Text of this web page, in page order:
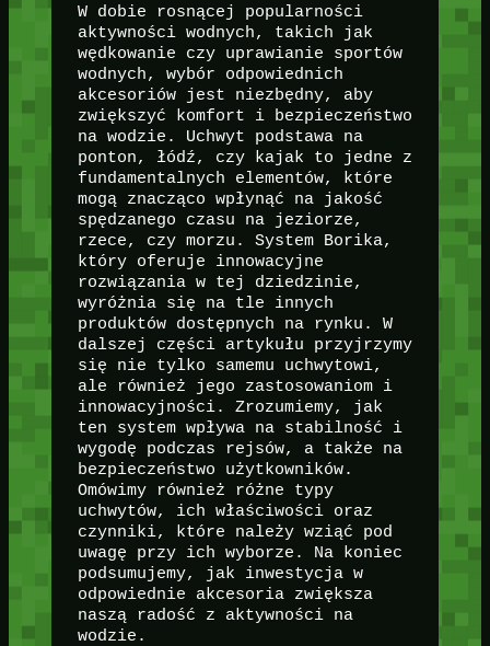
W dobie rosnącej popularności
aktywności wodnych, takich jak
wędkowanie czy uprawianie sportów
wodnych, wybór odpowiednich
akcesoriów jest niezbędny, aby
zwiększyć komfort i bezpieczeństwo
na wodzie. Uchwyt podstawa na
ponton, łódź, czy kajak to jedne z
fundamentalnych elementów, które
mogą znacząco wpłynąć na jakość
spędzanego czasu na jeziorze,
rzece, czy morzu. System Borika,
który oferuje innowacyjne
rozwiązania w tej dziedzinie,
wyróżnia się na tle innych
produktów dostępnych na rynku. W
dalszej części artykułu przyjrzymy
się nie tylko samemu uchwytowi,
ale również jego zastosowaniom i
innowacyjności. Zrozumiemy, jak
ten system wpływa na stabilność i
wygodę podczas rejsów, a także na
bezpieczeństwo użytkowników.
Omówimy również różne typy
uchwytów, ich właściwości oraz
czynniki, które należy wziąć pod
uwagę przy ich wyborze. Na koniec
podsumujemy, jak inwestycja w
odpowiednie akcesoria zwiększa
naszą radość z aktywności na
wodzie.